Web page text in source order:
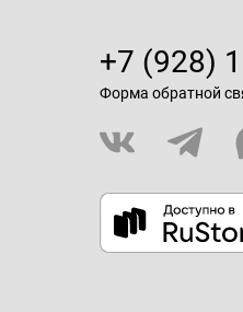
+7 (928)
Форма обратной